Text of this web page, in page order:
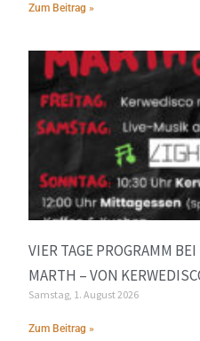
Zum Beitrag »
VIER TAGE PROGRAMM
MARTH – VON
Samstag, 1. August 2026
Zum Beitrag »